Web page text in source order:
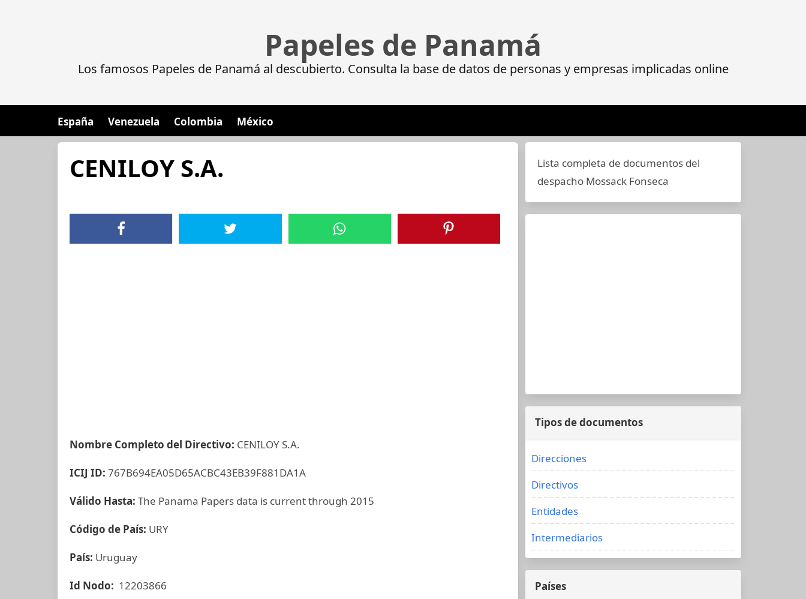
Papeles de Panamá
Los famosos Papeles de Panamá al descubierto. Consulta la base de datos de personas y empresas implicadas online
España Venezuela Colombia México
CENILOY S.A.
Nombre Completo del Directivo: CENILOY S.A.
ICIJ ID: 767B694EA05D65ACBC43EB39F881DA1A
Válido Hasta: The Panama Papers data is current through 2015
Código de País: URY
País: Uruguay
Id Nodo: 12203866
Lista completa de documentos del
despacho Mossack Fonseca
Tipos de documentos
Direcciones
Directivos
Entidades
Intermediarios
Países